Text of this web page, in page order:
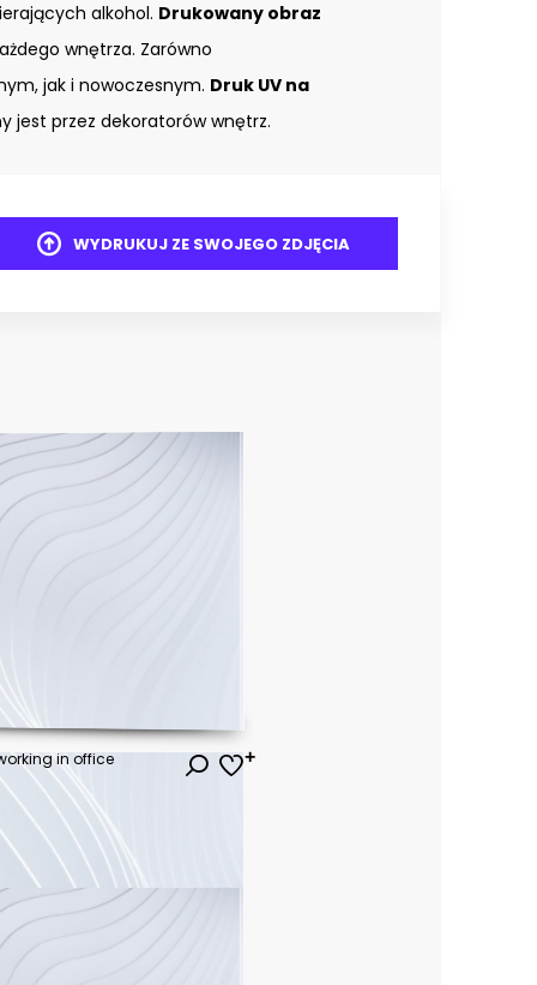
alkohol. Drukowany obraz
wnętrza. Zarówno
jak i nowoczesnym. Druk UV na
jest przez dekoratorów wnętrz.
WYDRUKUJ ZE SWOJEGO ZDJĘCIA
in office